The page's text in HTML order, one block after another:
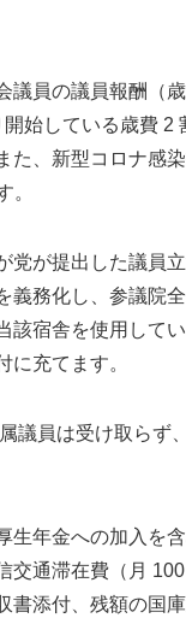
議員の議員報酬（
始している歳費 2
た、新型コロナ感
。
党が提出した議員
義務化し、参議院
該宿舎を使用して
充てます。
議員は受け取らず
年金への加入を含
交通滞在費（月
書添付、残額の国